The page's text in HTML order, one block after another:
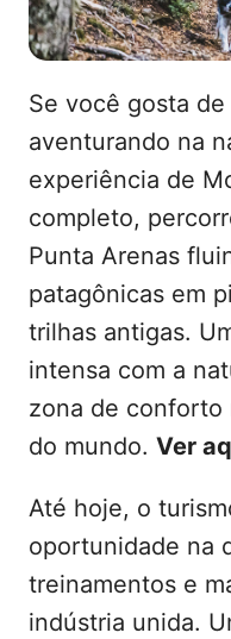
Se você gosta
aventurando na
experiência de
completo,
Punta Arenas
patagônicas em
trilhas antigas.
intensa com a
zona de conforto
do mundo. Ver
Até hoje, o
oportunidade na
treinamentos e
indústria unida.